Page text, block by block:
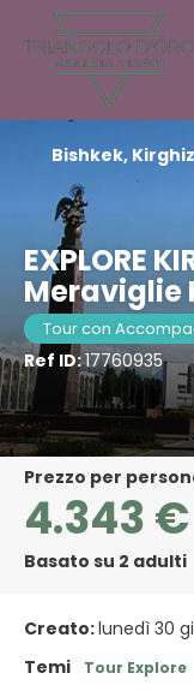
EXPLORE
Meraviglie
Tour con
Ref ID:17760935
Bishkek,
Prezzo per
4.343 €
Basato su 2 adulti
Creato:lunedì 30
Temi
Tour Explore